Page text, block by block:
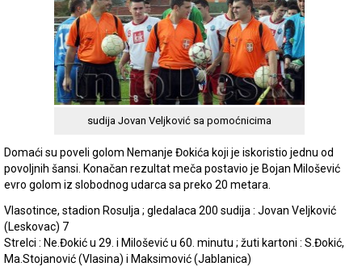
sudija Jovan Veljković sa pomoćnicima
Domaći su poveli golom Nemanje Đokića koji je iskoristio jednu od
povoljnih šansi. Konačan rezultat meča postavio je Bojan Milošević
evro golom iz slobodnog udarca sa preko 20 metara.
Vlasotince, stadion Rosulja ; gledalaca 200 sudija : Jovan Veljković
(Leskovac) 7
Strelci : Ne.Đokić u 29. i Milošević u 60. minutu ; žuti kartoni : S.Đokić,
Ma.Stojanović (Vlasina) i Maksimović (Jablanica)